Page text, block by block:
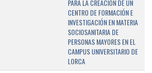
PARA LA CREACIÓN DE UN
CENTRO DE FORMACIÓN E
INVESTIGACIÓN EN MATERIA
SOCIOSANITARIA DE
PERSONAS MAYORES EN EL
CAMPUS UNIVERSITARIO DE
LORCA